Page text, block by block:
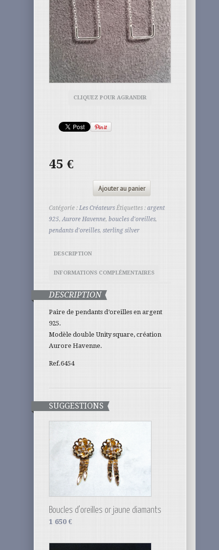
CLIQUEZ POUR AGRANDIR
45 €
Ajouter au panier
Catégorie : Les Créateurs Étiquettes : argent
925,Aurore Havenne, boucles d'oreilles,
pendants d'oreilles, sterling silver
DESCRIPTION
INFORMATIONS COMPLÉMENTAIRES
DESCRIPTION
Paire de pendants d’oreilles en argent
925.
Modèle double Unity square, création
Aurore Havenne.
Ref.6454
SUGGESTIONS
Boucles d’oreilles or jaune diamants
1 650 €